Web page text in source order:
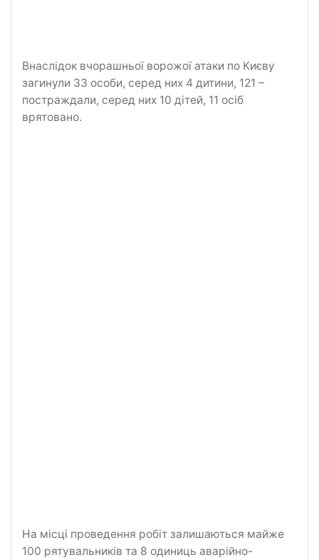
Внаслідок вчорашньої ворожої атаки по Києву
загинули 33 особи, серед них 4 дитини, 121 –
постраждали, серед них 10 дітей, 11 осіб
врятовано.
На місці проведення робіт залишаються майже
100 рятувальників та 8 одиниць аварійно-